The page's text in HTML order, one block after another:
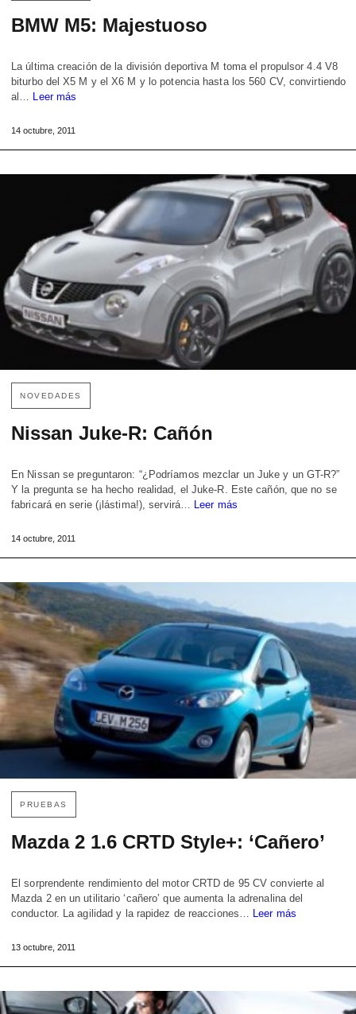
BMW M5: Majestuoso
La última creación de la división deportiva M toma el propulsor 4.4 V8
biturbo del X5 M y el X6 M y lo potencia hasta los 560 CV, convirtiendo
al… Leer más
14 octubre, 2011
NOVEDADES
Nissan Juke-R: Cañón
En Nissan se preguntaron: “¿Podríamos mezclar un Juke y un GT-R?”
Y la pregunta se ha hecho realidad, el Juke-R. Este cañón, que no se
fabricará en serie (¡lástima!), servirá… Leer más
14 octubre, 2011
PRUEBAS
Mazda 2 1.6 CRTD Style+: ‘Cañero’
El sorprendente rendimiento del motor CRTD de 95 CV convierte al
Mazda 2 en un utilitario ‘cañero’ que aumenta la adrenalina del
conductor. La agilidad y la rapidez de reacciones… Leer más
13 octubre, 2011